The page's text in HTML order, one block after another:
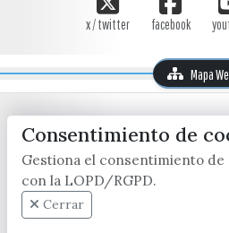
x / twitter facebook
Mapa
Consentimiento de
Gestiona el consentimiento
con la LOPD/RGPD.
Cerrar